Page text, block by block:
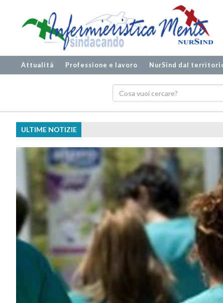
Attualità Professione e lavoro NurSind dal
ULTIME NOTIZIE